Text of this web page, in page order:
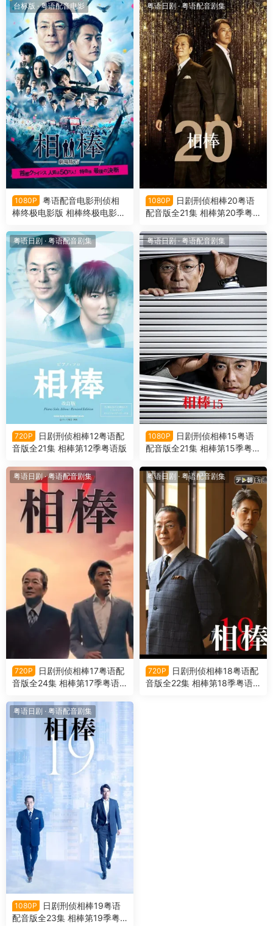
台标版 ·粤语配音电影
1080P
粤语配音电影刑侦相
棒终极电影版 相棒终极电影版
e IV
粤语日剧·粤语配音剧集
1080P
日剧刑侦相棒20粤语
配音版全21集 相棒第20季粤
粤语日剧 · 粤语配音剧集
720P
日剧刑侦相棒12粤语配
音版全21集 相棒第12季粤语版
粤语日剧·粤语配音剧集
1080P
日剧刑侦相棒15粤语
配音版全21集 相棒第15季粤语
粤语日剧·粤语配音剧集
720P
日剧刑侦相棒17粤语配
音版全24集 相棒第17季粤语
粤语日剧 · 粤语配音剧集
720P
日剧刑侦相棒18粤语配
音版全22集 相棒第18季粤语
粤语日剧 · 粤语配音剧集
1080P
日剧刑侦相棒19粤语
配音版全23集 相棒第19季粤